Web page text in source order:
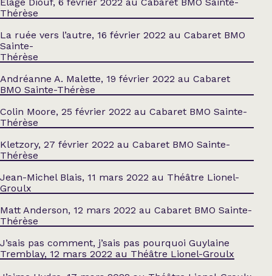
Thérèse
La ruée vers l’autre, 16 février 2022 au Cabaret BMO
Sainte-
Thérèse
Andréanne A. Malette, 19 février 2022 au Cabaret
BMO Sainte-Thérèse
Colin Moore, 25 février 2022 au Cabaret BMO Sainte-
Thérèse
Kletzory, 27 février 2022 au Cabaret BMO Sainte-
Thérèse
Jean-Michel Blais, 11 mars 2022 au Théâtre Lionel-
Groulx
Matt Anderson, 12 mars 2022 au Cabaret BMO Sainte-
Thérèse
J’sais pas comment, j’sais pas pourquoi Guylaine
Tremblay, 12 mars 2022 au Théâtre Lionel-Groulx